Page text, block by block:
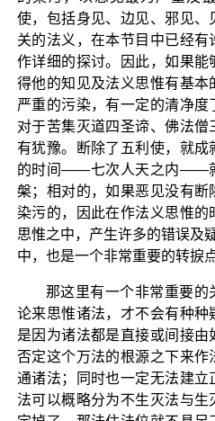
使，包括身见、边见、邪见、
关的法义，在本节目中已经
作详细的探讨。因此，如果
得他的知见及法义思惟有基
严重的污染，有一定的清净
对于苦集灭道四圣谛、佛法
有犹豫。断除了五利使，就成
的时间——七次人天之内——
槃；相对的，如果恶见没有
染污的，因此在作法义思惟
思惟之中，产生许多的错误及
中，也是一个非常重要的转捩点
那这里有一个非常重要的
论来思惟诸法，才不会有种种
是因为诸法都是直接或间接
否定这个万法的根源之下来作
通诸法；同时也一定无法建立
法可以概略分为不生灭法与